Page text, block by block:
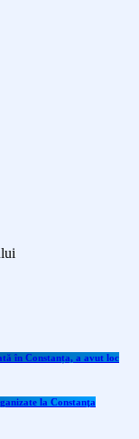
în Constanța, a avut loc
la Constanţa